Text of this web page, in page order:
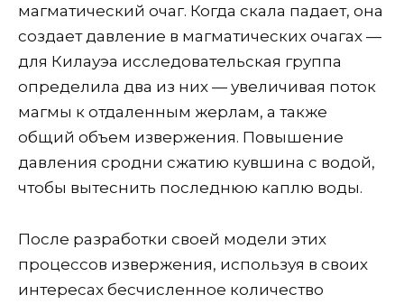
магматический очаг. Когда скала падает, она
создает давление в магматических очагах —
для Килауэа исследовательская группа
определила два из них — увеличивая поток
магмы к отдаленным жерлам, а также
общий объем извержения. Повышение
давления сродни сжатию кувшина с водой,
чтобы вытеснить последнюю каплю воды.
После разработки своей модели этих
процессов извержения, используя в своих
интересах бесчисленное количество